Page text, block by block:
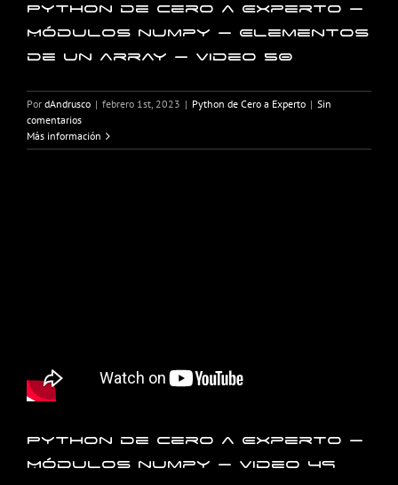
Python de Cero a Experto –
Módulos numpy – Elementos
de un array – Video 50
Por dAndrusco | febrero 1st, 2023 | Python de Cero a Experto | Sin
comentarios
Más información
Python de Cero a Experto –
Módulos numpy – Video 49